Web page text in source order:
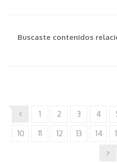
Buscaste contenidos
1 2 3 4
10
11 12 13 14